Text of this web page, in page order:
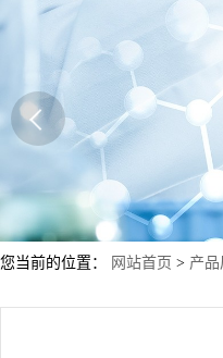
您当前的位置： 网站首页 > 产品